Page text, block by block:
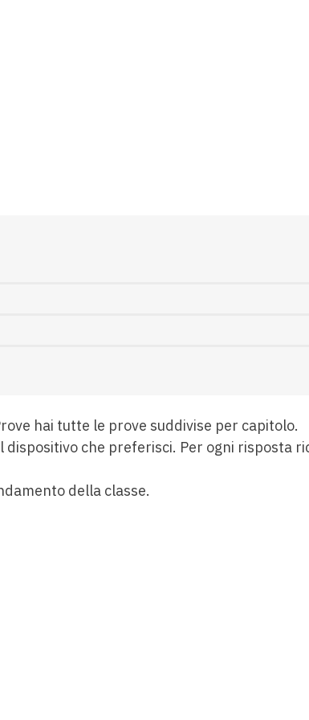
hai tutte le prove suddivise per capitolo.
dispositivo che preferisci. Per ogni risposta
della classe.